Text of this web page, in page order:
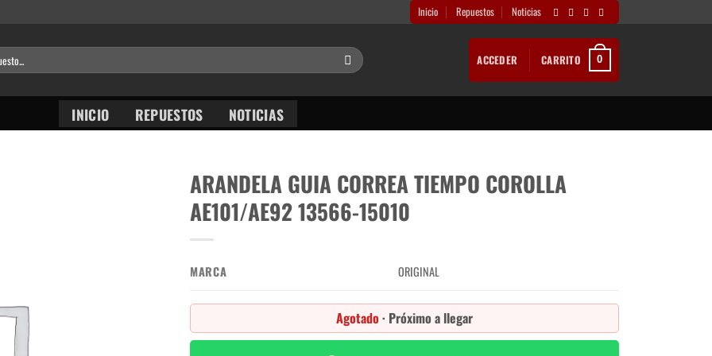
Inicio Repuestos Noticias
ACCEDER CARRITO 0
INICIO REPUESTOS NOTICIAS
ARANDELA GUIA CORREA TIEMPO COROLLA
AE101/AE92 13566-15010
MARCA ORIGINAL
Agotado · Próximo a llegar